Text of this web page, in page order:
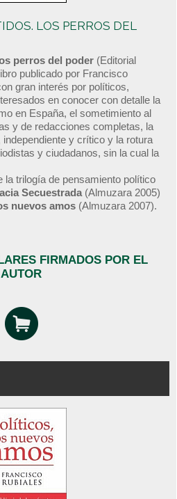
LOS PERROS DEL
perros del poder (Editorial
publicado por Francisco
gran interés por políticos,
en conocer con detalle la
en España, el sometimiento al
y de redacciones completas, la
y crítico y la rotura
y ciudadanos, sin la cual la
la trilogía de pensamiento político
Secuestrada (Almuzara 2005)
nuevos amos (Almuzara 2007).
FIRMADOS POR EL
AUTOR